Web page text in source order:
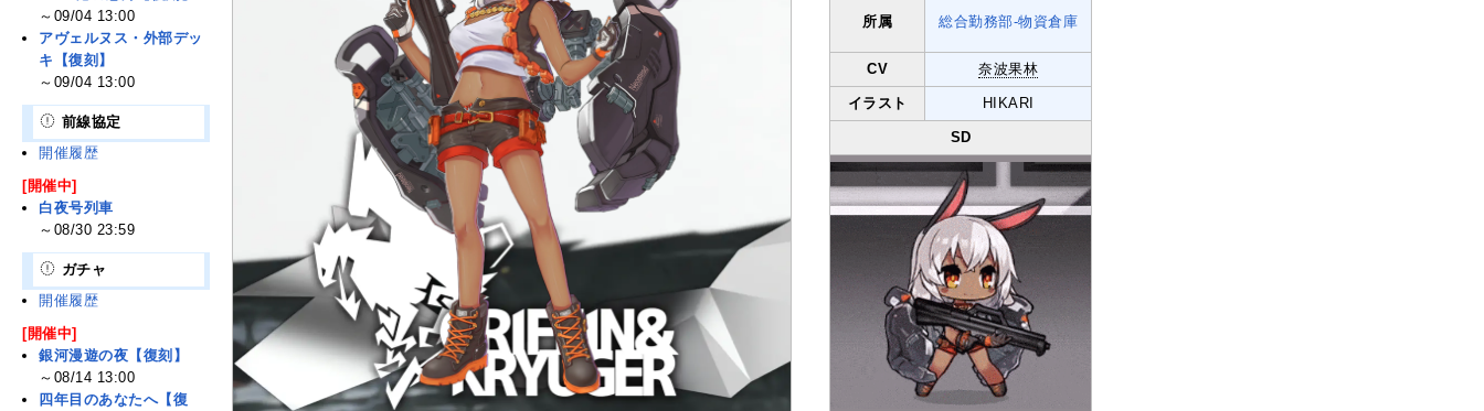
所属 総合勤務部-物資倉庫
CV 奈波果林
イラスト HIKARI
SD
～09/04 13:00
アヴェルヌス・外部デッ
キ【復刻】
～09/04 13:00
前線協定
開催履歴
[開催中]
白夜号列車
～08/30 23:59
ガチャ
開催履歴
[開催中]
銀河漫遊の夜【復刻】
～08/14 13:00
四年目のあなたへ【復